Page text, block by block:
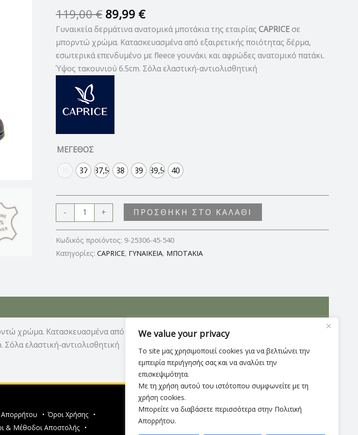
We value your privacy
Το site μας χρησιμοποιεί cookies για να βελτιώνει την
εμπειρία περιήγησής σας και να αναλύει την
επισκεψιμότητα.
Με τη χρήση αυτού του ιστότοπου συμφωνείτε με τη
χρήση cookies.
Μπορείτε να διαβάσετε περισσότερα στην Πολιτική
Απορρήτου.
119,00€ 89,99 €
Γυναικεία δερμάτινα ανατομικά μποτάκια της εταιρίας CAPRICEσε
μπορντώ χρώμα. Κατασκευασμένα από εξαιρετικής ποιότητας δέρμα,
εσωτερικά επενδυμένο με fleece γουνάκι και αφρώδες ανατομικό πατάκι.
Ύψος τακουνιού 6.5cm. Σόλα ελαστική-αντιολισθητική
ΜΕΓΕΘΟΣ
37 37,5 38 39 39,5 40
-
ποσότητα
+ ΠΡΟΣΘΉΚΗ ΣΤΟ ΚΑΛΆΘΙ
Κωδικός προϊόντος: 9-25306-45-540
Κατηγορίες: CAPRICE, ΓΥΝΑΙΚΕΙΑ, ΜΠΟΤΑΚΙΑ
χρώμα. Κατασκευασμένα από εξαιρετικής ποιότητας δέρμα, εσωτερικά επενδυμένο
ελαστική-αντιολισθητική
Απορρήτου • Όροι Χρήσης
•
& Μέθοδοι Αποστολής
•